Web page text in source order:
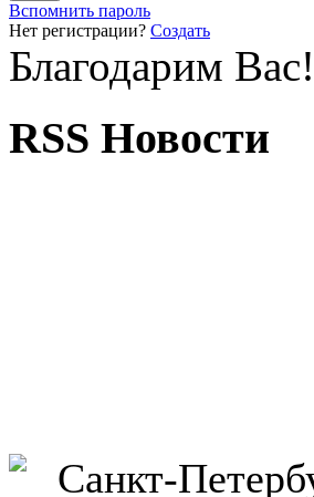
Вспомнить пароль
Нет регистрации? Создать
Благодарим Вас!
RSS Новости